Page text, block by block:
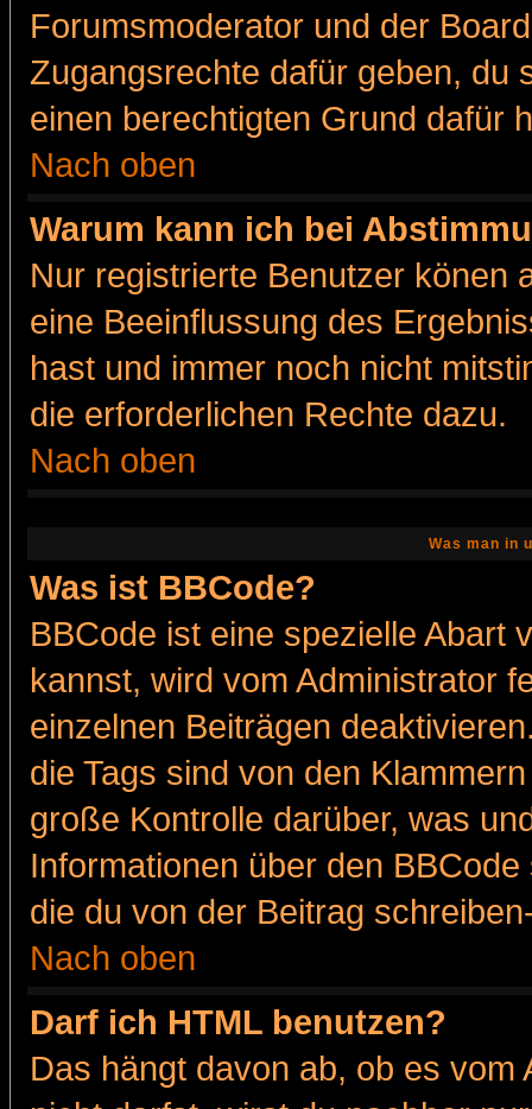
Forumsmoderator und der
Zugangsrechte dafür geben, du
einen berechtigten Grund dafür
Nach oben
Warum kann ich bei
Nur registrierte Benutzer könen
eine Beeinflussung des
hast und immer noch nicht
die erforderlichen Rechte dazu.
Nach oben
Was man in
Was ist BBCode?
BBCode ist eine spezielle Abart
kannst, wird vom Administrator
einzelnen Beiträgen
die Tags sind von den
große Kontrolle darüber, was
Informationen über den
die du von der Beitrag
Nach oben
Darf ich HTML benutzen?
Das hängt davon ab, ob es